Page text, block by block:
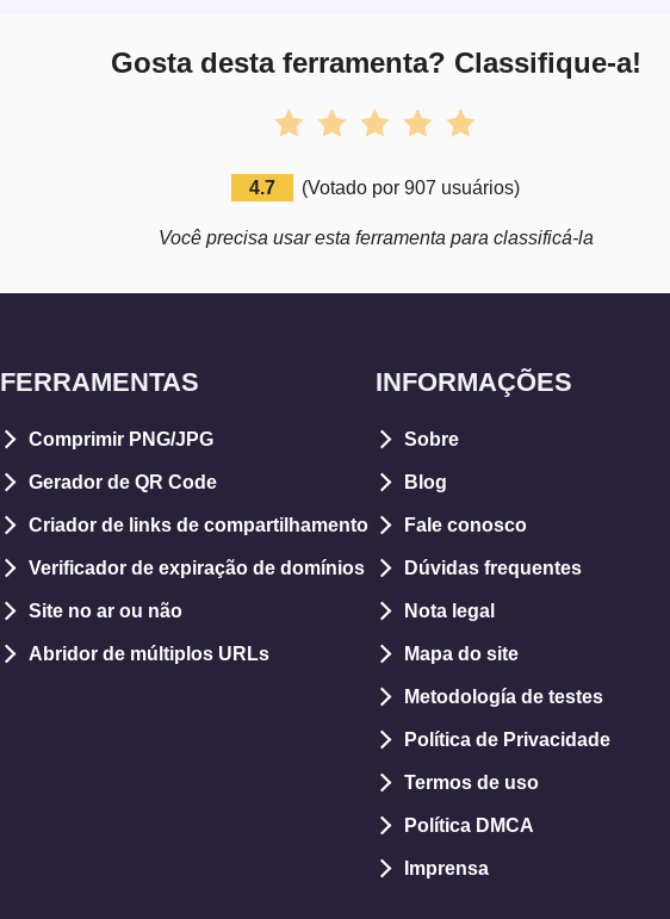
Gosta desta ferramenta? Classifique-a!
4.7 (Votado por 907 usuários)
Você precisa usar esta ferramenta para classificá-la
FERRAMENTAS
Comprimir PNG/JPG
Gerador de QR Code
Criador de links de compartilhamento
Verificador de expiração de domínios
Site no ar ou não
Abridor de múltiplos URLs
INFORMAÇÕES
Sobre
Blog
Fale conosco
Dúvidas frequentes
Nota legal
Mapa do site
Metodología de testes
Política de Privacidade
Termos de uso
Política DMCA
Imprensa